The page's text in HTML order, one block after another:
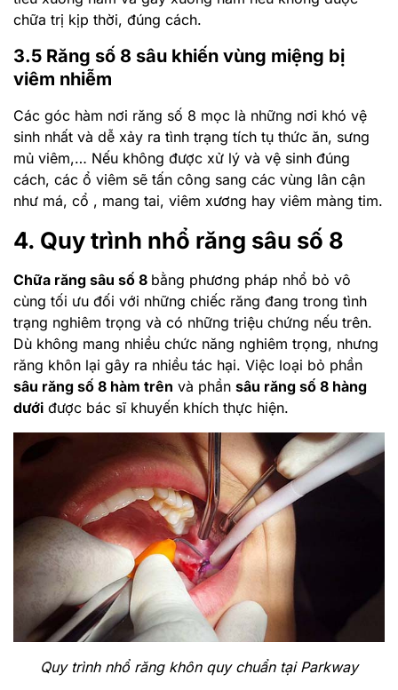
chữa trị kịp thời, đúng cách.
3.5 Răng số 8 sâu khiến vùng miệng bị
viêm nhiễm
Các góc hàm nơi răng số 8 mọc là những nơi khó vệ
sinh nhất và dễ xảy ra tình trạng tích tụ thức ăn, sưng
mủ viêm,… Nếu không được xử lý và vệ sinh đúng
cách, các ổ viêm sẽ tấn công sang các vùng lân cận
như má, cổ , mang tai, viêm xương hay viêm màng tim.
4. Quy trình nhổ răng sâu số 8
Chữa răng sâu số 8 bằng phương pháp nhổ bỏ vô
cùng tối ưu đối với những chiếc răng đang trong tình
trạng nghiêm trọng và có những triệu chứng nếu trên.
Dù không mang nhiều chức năng nghiêm trọng, nhưng
răng khôn lại gây ra nhiều tác hại. Việc loại bỏ phần
sâu răng số 8 hàm trên và phần sâu răng số 8 hàng
dưới được bác sĩ khuyến khích thực hiện.
Quy trình nhổ răng khôn quy chuẩn tại Parkway